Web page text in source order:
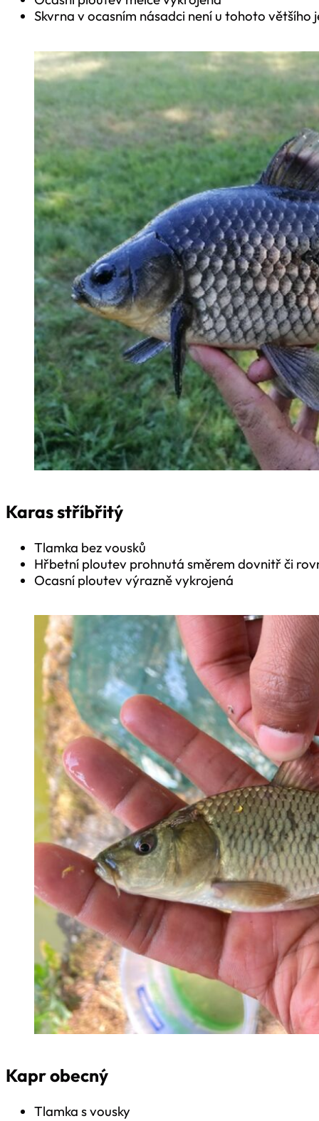
Skvrna v ocasním násadci není u tohoto většího
Karas stříbřitý
Tlamka bez vousků
Hřbetní ploutev prohnutá směrem dovnitř či
Ocasní ploutev výrazně vykrojená
Kapr obecný
Tlamka s vousky